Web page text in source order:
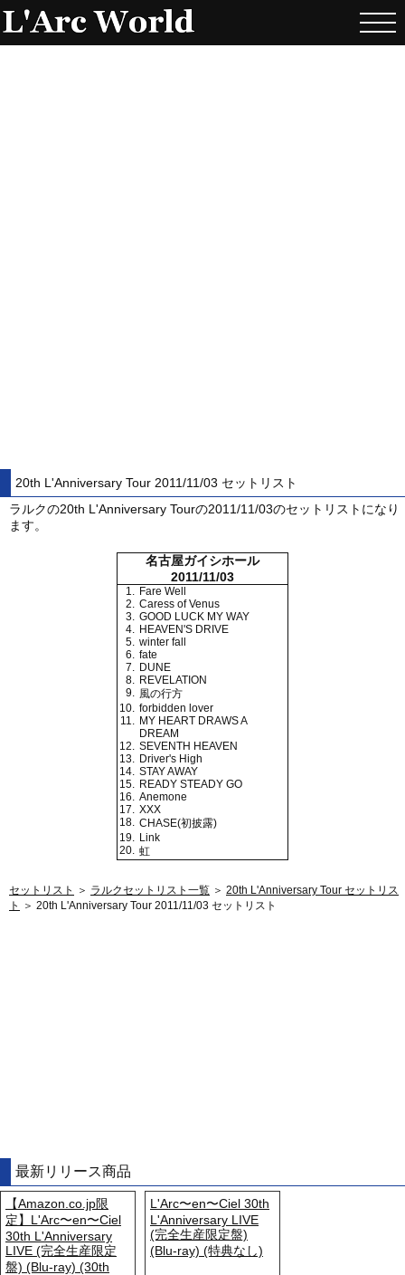
20th L'Anniversary Tour 2011/11/03 セットリスト
ラルクの20th L'Anniversary Tourの2011/11/03のセットリストになり
ます。
名古屋ガイシホール
2011/11/03
1. Fare Well
2. Caress of Venus
3. GOOD LUCK MY WAY
4. HEAVEN'S DRIVE
5. winter fall
6. fate
7. DUNE
8. REVELATION
9. 風の行方
10. forbidden lover
11. MY HEART DRAWS A
DREAM
12. SEVENTH HEAVEN
13. Driver's High
14. STAY AWAY
15. READY STEADY GO
16. Anemone
17. XXX
18. CHASE(初披露)
19. Link
20. 虹
セットリスト ＞ ラルクセットリスト一覧 ＞ 20th L'Anniversary Tour セットリス
ト
＞ 20th L'Anniversary Tour 2011/11/03 セットリスト
最新リリース商品
【Amazon.co.jp限
定】L'Arc〜en〜Ciel
30th L'Anniversary
LIVE (完全生産限定
盤) (Blu-ray) (30th
L'Arc〜en〜Ciel 30th
L'Anniversary LIVE
(完全生産限定盤)
(Blu-ray) (特典なし)